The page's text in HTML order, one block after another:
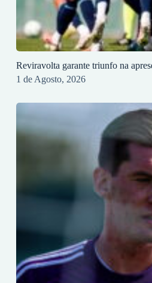
Reviravolta garante triunfo na
1 de Agosto, 2026